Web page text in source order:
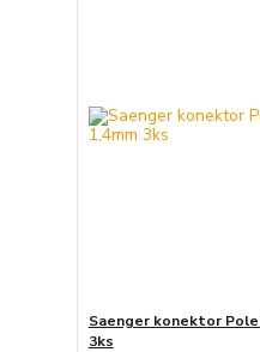
Saenger konektor
3ks